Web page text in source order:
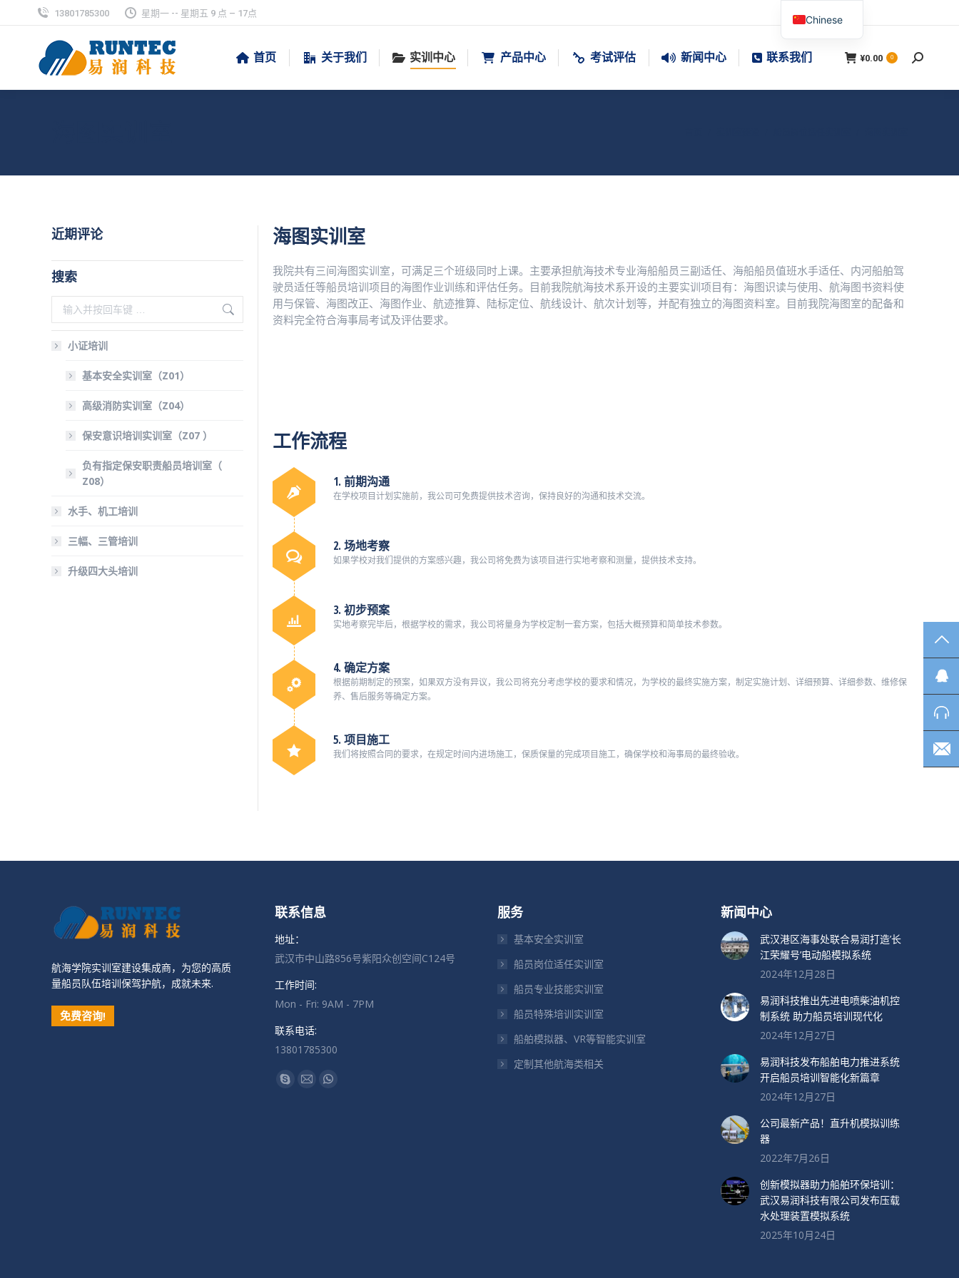
13801785300 星期一 -- 星期五 9 点 – 17点
首页 关于我们 实训中心 产品中心 考试评估 新闻中心 联系我们 ¥0.00 0
搜
海图实训室
我院共有三间海图实训室，可满足三个班级同时上课。主要承担航海技术专业海船船员三副适任、海船船员值班水手适任、内河船舶驾
驶员适任等船员培训项目的海图作业训练和评估任务。目前我院航海技术系开设的主要实训项目有：海图识读与使用、航海图书资料使
用与保管、海图改正、海图作业、航迹推算、陆标定位、航线设计、航次计划等，并配有独立的海图资料室。目前我院海图室的配备和
资料完全符合海事局考试及评估要求。
工作流程
1. 前期沟通
在学校项目计划实施前，我公司可免费提供技术咨询，保持良好的沟通和技术交流。
2. 场地考察
如果学校对我们提供的方案感兴趣，我公司将免费为该项目进行实地考察和测量，提供技术支持。
3. 初步预案
实地考察完毕后，根据学校的需求，我公司将量身为学校定制一套方案，包括大概预算和简单技术参数。
4. 确定方案
根据前期制定的预案，如果双方没有异议，我公司将充分考虑学校的要求和情况，为学校的最终实施方案，制定实施计划、详细预算、详细参数、维修保
养、售后服务等确定方案。
5. 项目施工
我们将按照合同的要求，在规定时间内进场施工，保质保量的完成项目施工，确保学校和海事局的最终验收。
近期评论
搜索
索：
小证培训
基本安全实训室（Z01）
高级消防实训室（Z04）
保安意识培训实训室（Z07 ）
负有指定保安职责船员培训室（
Z08）
水手、机工培训
三幅、三管培训
升级四大头培训
航海学院实训室建设集成商，为您的高质
量船员队伍培训保驾护航，成就未来.
免费咨询!
联系信息
地址：
武汉市中山路856号紫阳众创空间C124号
工作时间:
Mon - Fri: 9AM - 7PM
联系电话:
13801785300
找到我们：
SkypeMailWhatsapp
服务
基本安全实训室
船员岗位适任实训室
船员专业技能实训室
船员特殊培训实训室
船舶模拟器、VR等智能实训室
定制其他航海类相关
新闻中心
武汉港区海事处联合易润打造’长
江荣耀号’电动船模拟系统
2024年12月28日
易润科技推出先进电喷柴油机控
制系统 助力船员培训现代化
2024年12月27日
易润科技发布船舶电力推进系统
开启船员培训智能化新篇章
2024年12月27日
公司最新产品！直升机模拟训练
器
2022年7月26日
创新模拟器助力船舶环保培训：
武汉易润科技有限公司发布压载
水处理装置模拟系统
2025年10月24日
Chinese